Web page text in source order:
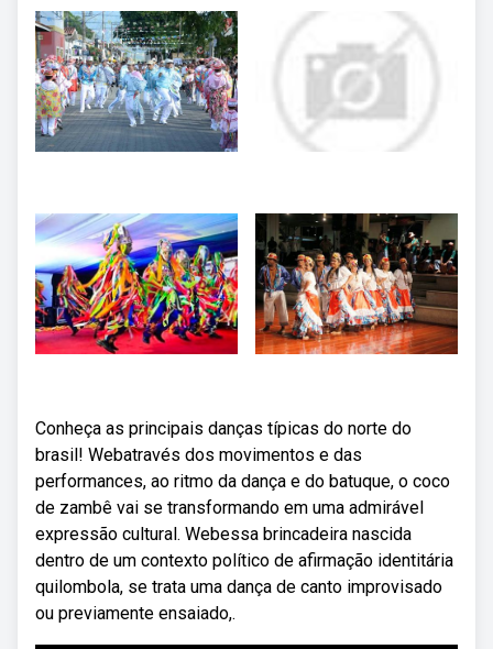
Conheça as principais danças típicas do norte do
brasil! Webatravés dos movimentos e das
performances, ao ritmo da dança e do batuque, o coco
de zambê vai se transformando em uma admirável
expressão cultural. Webessa brincadeira nascida
dentro de um contexto político de afirmação identitária
quilombola, se trata uma dança de canto improvisado
ou previamente ensaiado,.